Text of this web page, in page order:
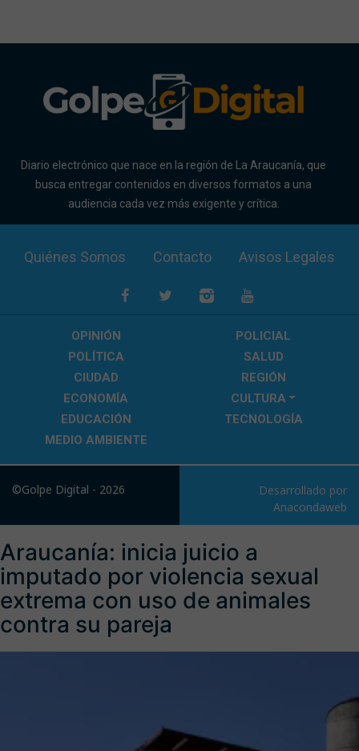
Diario electrónico que nace en la región de La Araucanía, que
busca entregar contenidos en diversos formatos a una
audiencia cada vez más exigente y crítica.
Quiénes Somos Contacto Avisos Legales
OPINIÓN
POLICIAL
POLÍTICA
SALUD
CIUDAD
REGIÓN
ECONOMÍA
CULTURA
EDUCACIÓN
TECNOLOGÍA
MEDIO AMBIENTE
©Golpe Digital - 2026
Desarrollado por
Anacondaweb
Araucanía: inicia juicio a
imputado por violencia sexual
extrema con uso de animales
contra su pareja